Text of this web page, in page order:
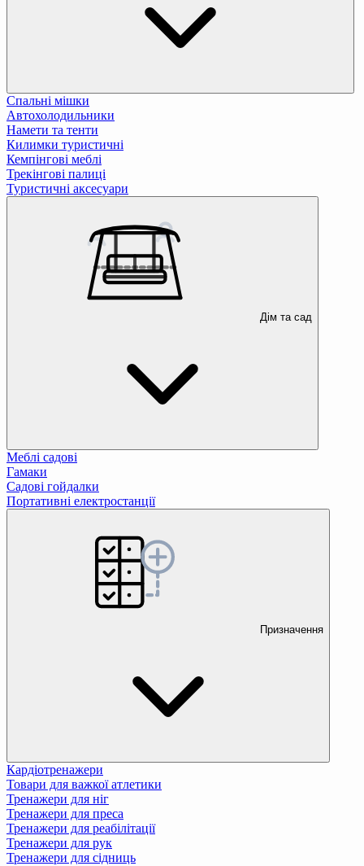
Спальні мішки
Автохолодильники
Намети та тенти
Килимки туристичні
Кемпінгові меблі
Трекінгові палиці
Туристичні аксесуари
Дім та сад
Меблі садові
Гамаки
Садові гойдалки
Портативні електростанції
Призначення
Кардіотренажери
Товари для важкої атлетики
Тренажери для ніг
Тренажери для преса
Тренажери для реабілітації
Тренажери для рук
Тренажери для сідниць